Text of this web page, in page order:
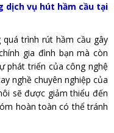
dịch vụ hút hầm cầu tại
trình rút hầm cầu gây
gia đình bạn mà còn
phát triển của công nghệ
nghề chuyên nghiệp của
sẽ được giảm thiểu đến
hoàn toàn có thể tránh